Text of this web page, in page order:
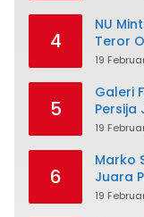
4
NU
Teror
19
5
Galeri
Persija
19
6
Marko
Juara
19